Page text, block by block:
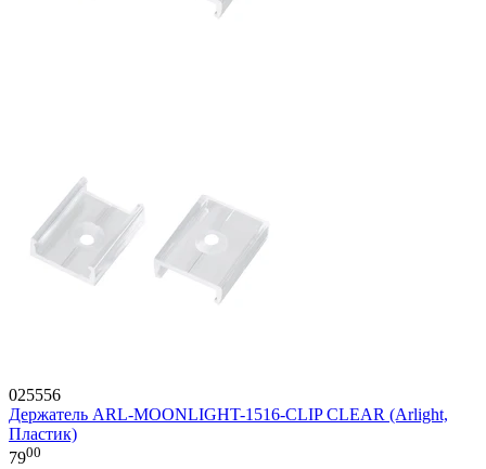
025556
Держатель ARL-MOONLIGHT-1516-CLIP CLEAR (Arlight,
Пластик)
7900